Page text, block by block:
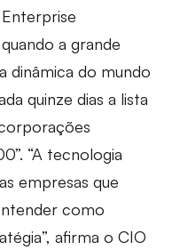
a grande
dinâmica do mundo
quinze dias a lista
“A tecnologia
empresas que
como
afirma o CIO